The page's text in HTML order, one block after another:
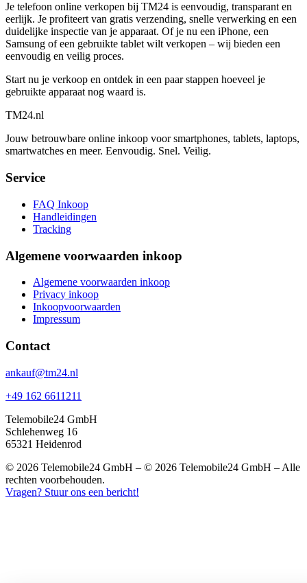
Je telefoon online verkopen bij TM24 is eenvoudig, transparant en
eerlijk. Je profiteert van gratis verzending, snelle verwerking en een
duidelijke inspectie van je apparaat. Of je nu een iPhone, een
Samsung of een gebruikte tablet wilt verkopen – wij bieden een
eenvoudig en veilig proces.
Start nu je verkoop en ontdek in een paar stappen hoeveel je
gebruikte apparaat nog waard is.
TM24.nl
Jouw betrouwbare online inkoop voor smartphones, tablets, laptops,
smartwatches en meer. Eenvoudig. Snel. Veilig.
Service
FAQ Inkoop
Handleidingen
Tracking
Algemene voorwaarden inkoop
Algemene voorwaarden inkoop
Privacy inkoop
Inkoopvoorwaarden
Impressum
Contact
ankauf@tm24.nl
+49 162 6611211
Telemobile24 GmbH
Schlehenweg 16
65321 Heidenrod
© 2026 Telemobile24 GmbH – © 2026 Telemobile24 GmbH – Alle
rechten voorbehouden.
Vragen? Stuur ons een bericht!